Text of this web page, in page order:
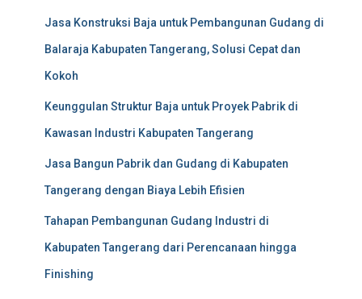
Jasa Konstruksi Baja untuk Pembangunan Gudang di
Balaraja Kabupaten Tangerang, Solusi Cepat dan
Kokoh
Keunggulan Struktur Baja untuk Proyek Pabrik di
Kawasan Industri Kabupaten Tangerang
Jasa Bangun Pabrik dan Gudang di Kabupaten
Tangerang dengan Biaya Lebih Efisien
Tahapan Pembangunan Gudang Industri di
Kabupaten Tangerang dari Perencanaan hingga
Finishing